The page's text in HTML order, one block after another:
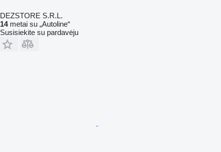
DEZSTORE S.R.L.
14metai su „Autoline“
Susisiekite su pardavėju